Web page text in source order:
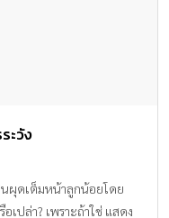
ะวัง
ผุดเต็มหน้าลูกน้อยโดย
เปล่า? เพราะถ้าใช่ แสดง